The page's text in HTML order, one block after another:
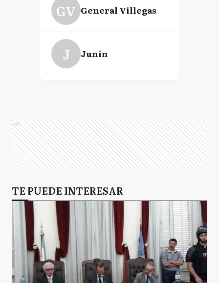
GV General Villegas
J Junín
Ads
TE PUEDE INTERESAR